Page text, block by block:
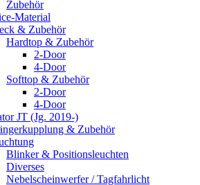
Zubehör
Material
& Zubehör
Hardtop & Zubehör
2-Door
4-Door
Softtop & Zubehör
2-Door
4-Door
JT (Jg. 2019-)
& Zubehör
Blinker & Positionsleuchten
Diverses
Nebelscheinwerfer / Tagfahrlicht